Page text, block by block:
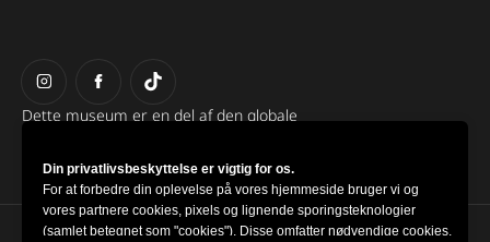
Dette museum er en del af den globale
Copyright © 2022-2026 Museum of Illusions | All Rights
Din privatlivsbeskyttelse er vigtig for os.
For at forbedre din oplevelse på vores hjemmeside bruger vi og
vores partnere cookies, pixels og lignende sporingsteknologier
(samlet betegnet som "cookies"). Disse omfatter nødvendige cookies,